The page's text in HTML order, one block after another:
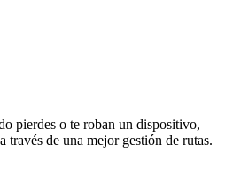
pierdes o te roban un dispositivo,
de una mejor gestión de rutas.